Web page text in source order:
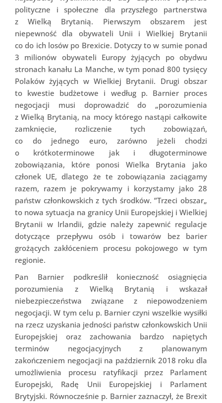
polityczne i społeczne dla przyszłego partnerstwa
z Wielką Brytanią. Pierwszym obszarem jest
niepewność dla obywateli Unii i Wielkiej Brytanii
co do ich losów po Brexicie. Dotyczy to w sumie ponad
3 milionów obywateli Europy żyjących po obydwu
stronach kanału La Manche, w tym ponad 800 tysięcy
Polaków żyjących w Wielkiej Brytanii. Drugi obszar
to kwestie budżetowe i według p. Barnier proces
negocjacji musi doprowadzić do „porozumienia
z Wielką Brytanią, na mocy którego nastąpi całkowite
zamknięcie, rozliczenie tych zobowiązań,
co do jednego euro, zarówno jeżeli chodzi
o krótkoterminowe jak i długoterminowe
zobowiązania, które ponosi Wielka Brytania jako
członek UE, dlatego że te zobowiązania zaciągamy
razem, razem je pokrywamy i korzystamy jako 28
państw członkowskich z tych środków. ”Trzeci obszar„
to nowa sytuacja na granicy Unii Europejskiej i Wielkiej
Brytanii w Irlandii, gdzie należy zapewnić regulacje
dotyczące przepływu osób i towarów bez barier
grożących zakłóceniem procesu pokojowego w tym
regionie.
Pan Barnier podkreślił konieczność osiągnięcia
porozumienia z Wielką Brytanią i wskazał
niebezpieczeństwa związane z niepowodzeniem
negocjacji. W tym celu p. Barnier czyni wszelkie wysiłki
na rzecz uzyskania jedności państw członkowskich Unii
Europejskiej oraz zachowania bardzo napiętych
terminów negocjacyjnych z planowanym
zakończeniem negocjacji na październik 2018 roku dla
umożliwienia procesu ratyfikacji przez Parlament
Europejski, Radę Unii Europejskiej i Parlament
Brytyjski. Równocześnie p. Barnier zaznaczył, że Brexit